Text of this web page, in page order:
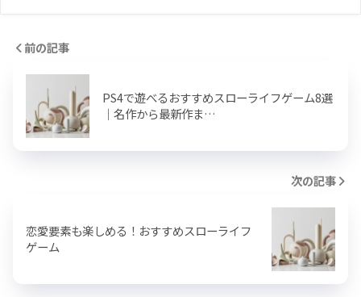
前の記事
PS4で遊べるおすすめスローライフゲーム8選
｜名作から最新作ま…
次の記事
恋愛要素も楽しめる！おすすめスローライフ
ゲーム